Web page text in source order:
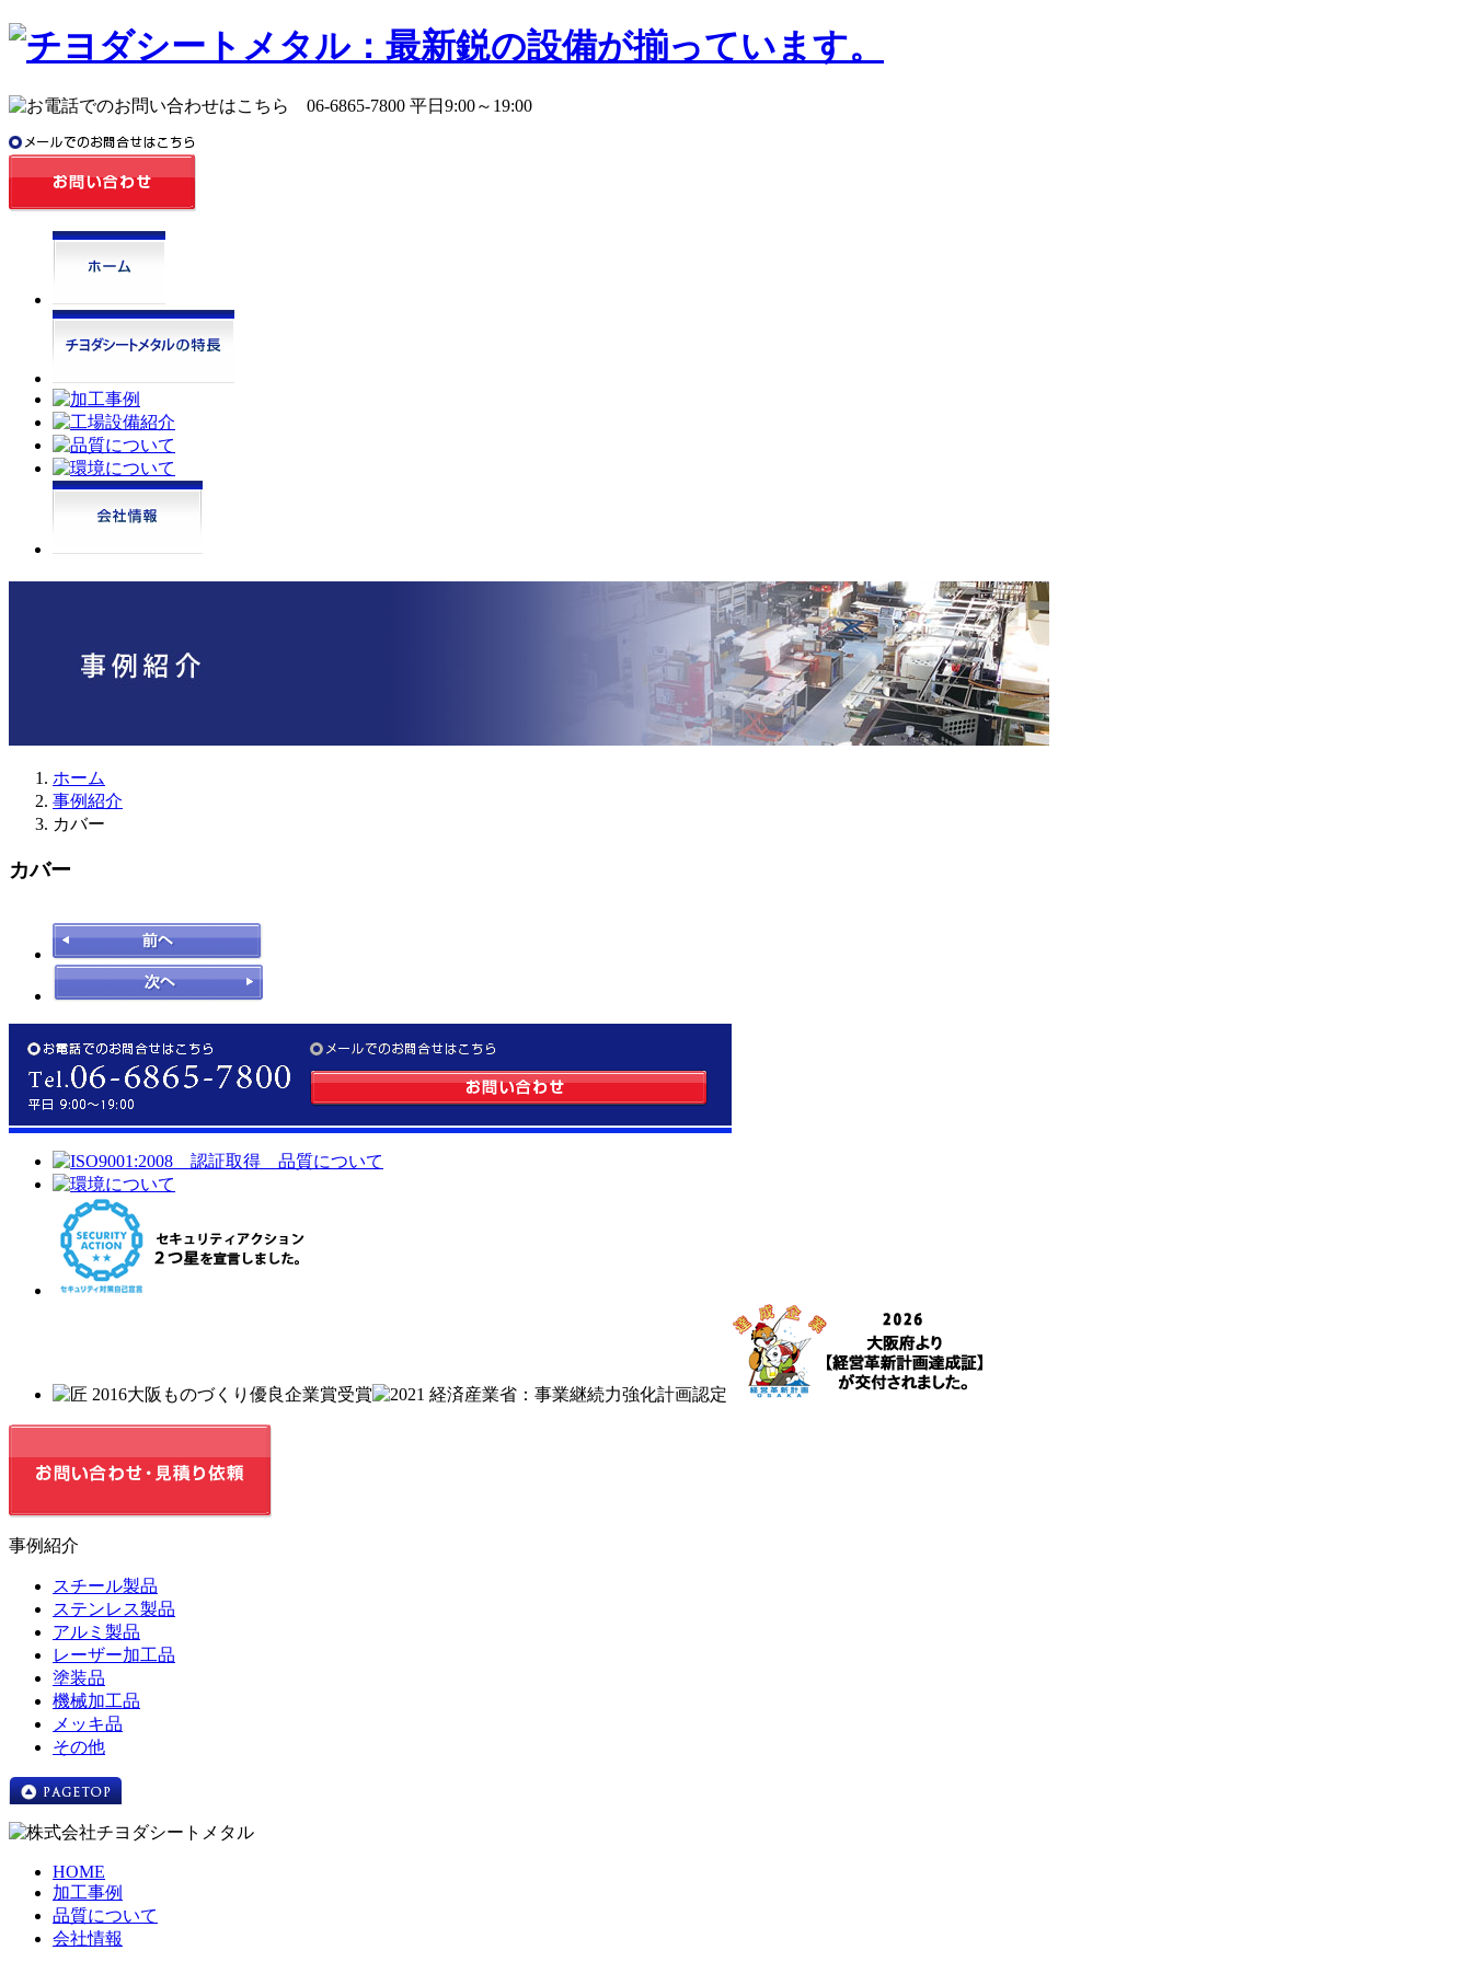
ホーム
事例紹介
カバー
カバー
事例紹介
スチール製品
ステンレス製品
アルミ製品
レーザー加工品
塗装品
機械加工品
メッキ品
その他
HOME
加工事例
品質について
会社情報